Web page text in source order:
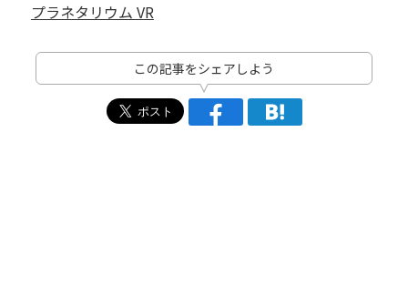
プラネタリウム VR
この記事をシェアしよう